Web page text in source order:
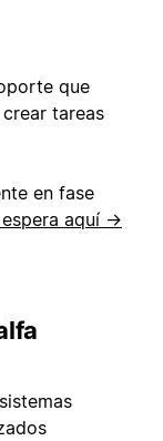
que
tareas
en fase
aquí →